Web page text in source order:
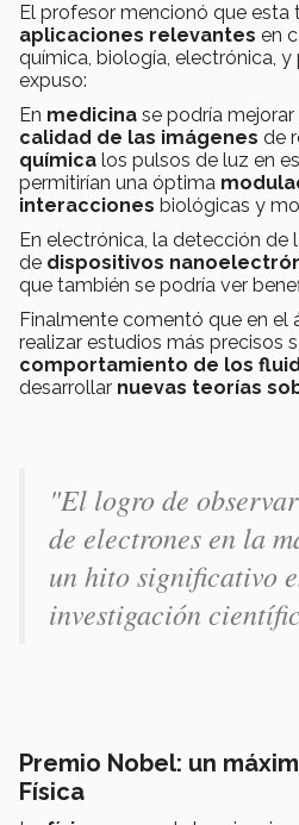
El profesor mencionó que
aplicaciones relevantes en
química, biología, electrónica,
expuso:
En medicina se podría
calidad de las imágenes de
química los pulsos de luz en
permitirían una óptima
interacciones biológicas y
En electrónica, la detección de
de dispositivos
que también se podría ver
Finalmente comentó que en el
realizar estudios más precisos
comportamiento de los
desarrollar nuevas teorías
"El logro de
de electrones en la
un hito significativo
investigación
Premio Nobel: un
Física